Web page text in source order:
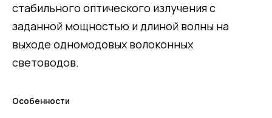
стабильного оптического излучения с
заданной мощностью и длиной волны на
выходе одномодовых волоконных
световодов.
Особенности